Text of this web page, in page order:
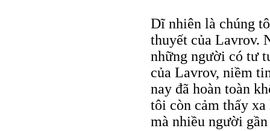
Dĩ nhiên là chúng
thuyết của Lavrov.
những người có tư
của Lavrov, niềm
nay đã hoàn toàn
tôi còn cảm thấy
mà nhiều người